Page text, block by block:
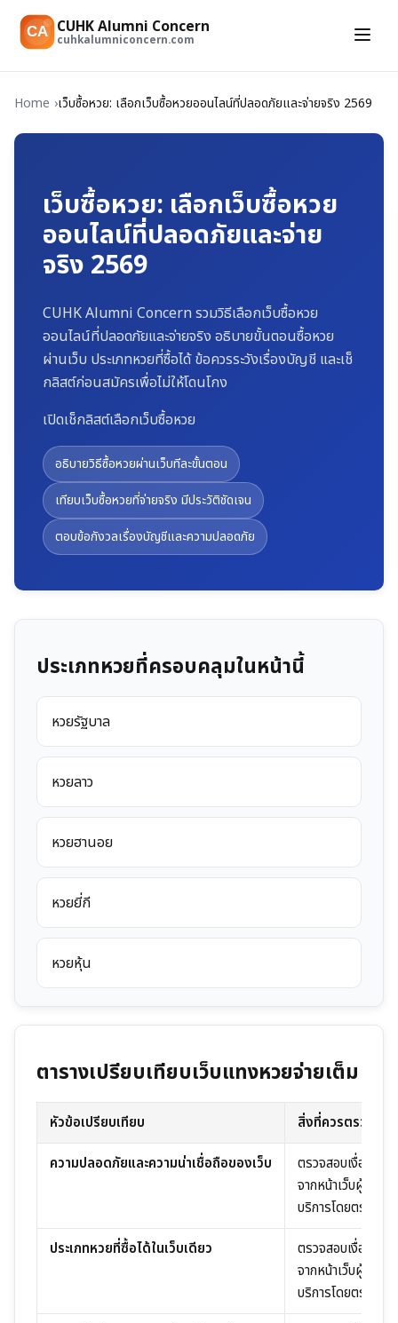
CA CUHK Alumni Concern
cuhkalumniconcern.com
Home เว็บซื้อหวย: เลือกเว็บซื้อหวยออนไลน์ที่ปลอดภัยและจ่ายจริง 2569
เว็บซื้อหวย: เลือกเว็บซื้อหวย
ออนไลน์ที่ปลอดภัยและจ่าย
จริง 2569
CUHK Alumni Concern รวมวิธีเลือกเว็บซื้อหวย
ออนไลน์ที่ปลอดภัยและจ่ายจริง อธิบายขั้นตอนซื้อหวย
ผ่านเว็บ ประเภทหวยที่ซื้อได้ ข้อควรระวังเรื่องบัญชี และเช็
กลิสต์ก่อนสมัครเพื่อไม่ให้โดนโกง
เปิดเช็กลิสต์เลือกเว็บซื้อหวย
อธิบายวิธีซื้อหวยผ่านเว็บทีละขั้นตอน
เทียบเว็บซื้อหวยที่จ่ายจริง มีประวัติชัดเจน
ตอบข้อกังวลเรื่องบัญชีและความปลอดภัย
ประเภทหวยที่ครอบคลุมในหน้านี้
หวยรัฐบาล
หวยลาว
หวยฮานอย
หวยยี่กี
หวยหุ้น
ตารางเปรียบเทียบเว็บแทงหวยจ่ายเต็ม
หัวข้อเปรียบเทียบ
สิ่งที่ควรตรวจสอบ
ความปลอดภัยและความน่าเชื่อถือของเว็บ
ตรวจสอบเงื่อนไข
จากหน้าเว็บผู้ให้
บริการโดยตรง
ประเภทหวยที่ซื้อได้ในเว็บเดียว
ตรวจสอบเงื่อนไข
จากหน้าเว็บผู้ให้
บริการโดยตรง